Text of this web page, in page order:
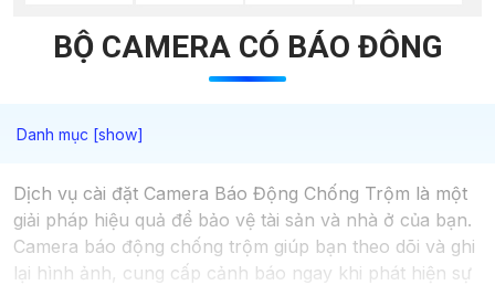
BỘ CAMERA CÓ BÁO ĐÔNG
Dịch vụ cài đặt Camera Báo Động Chống Trộm là một
giải pháp hiệu quả để bảo vệ tài sản và nhà ở của bạn.
Camera báo động chống trộm giúp bạn theo dõi và ghi
lại hình ảnh, cung cấp cảnh báo ngay khi phát hiện sự